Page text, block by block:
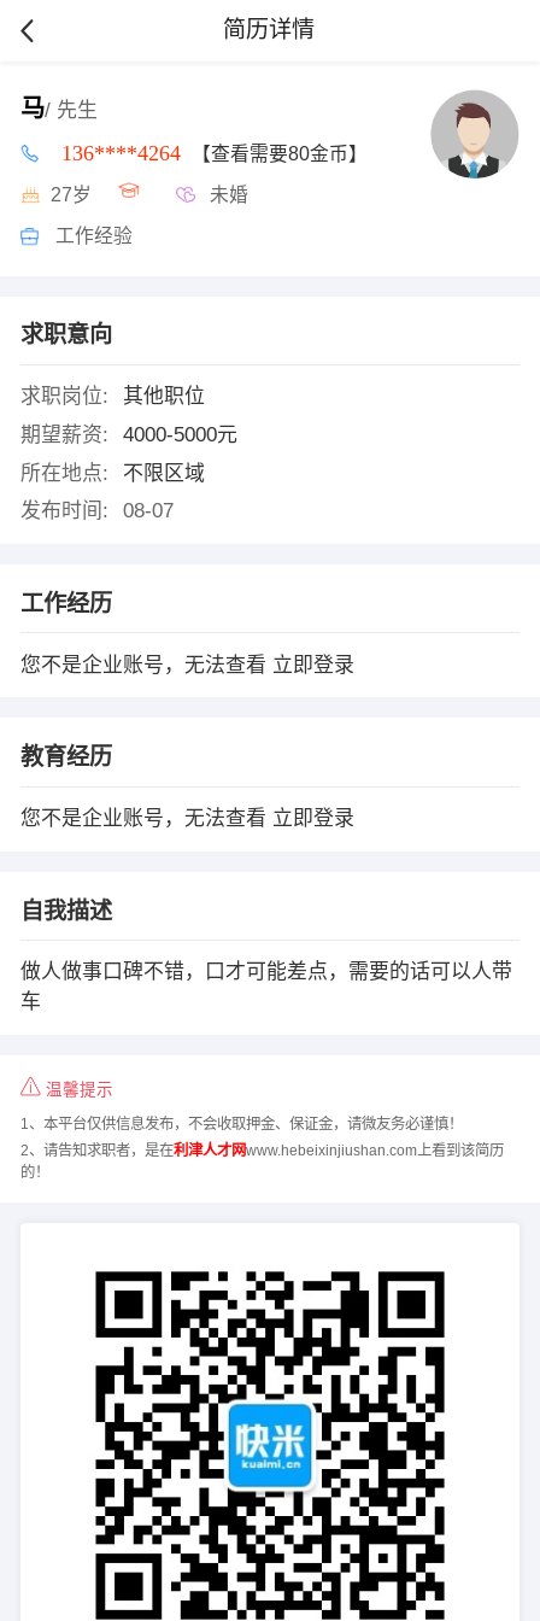
简历详情
马/ 先生
136****4264 【查看需要80金币】
27岁 未婚
工作经验
求职意向
求职岗位:
其他职位
期望薪资:
4000-5000元
所在地点:
不限区域
发布时间:
08-07
工作经历
您不是企业账号，无法查看 立即登录
教育经历
您不是企业账号，无法查看 立即登录
自我描述
做人做事口碑不错，口才可能差点，需要的话可以人带
车
温馨提示
1、本平台仅供信息发布，不会收取押金、保证金，请微友务必谨慎！
2、请告知求职者，是在利津人才网www.hebeixinjiushan.com上看到该简历
的！